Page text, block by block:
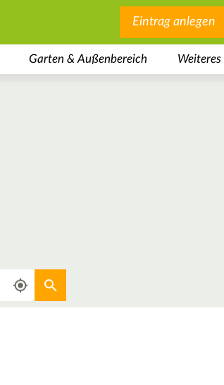
Eintrag anlegen
Garten & Außenbereich Weiteres
Aktuellen Standort verwenden